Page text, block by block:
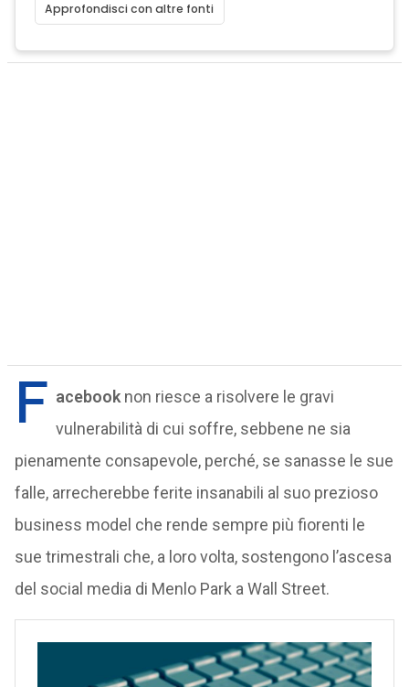
Approfondisci con altre fonti
F acebooknon riesce a risolvere le gravi
vulnerabilità di cui soffre, sebbene ne sia
pienamente consapevole, perché, se sanasse le sue
falle, arrecherebbe ferite insanabili al suo prezioso
business model che rende sempre più fiorenti le
sue trimestrali che, a loro volta, sostengono l’ascesa
del social media di Menlo Park a Wall Street.